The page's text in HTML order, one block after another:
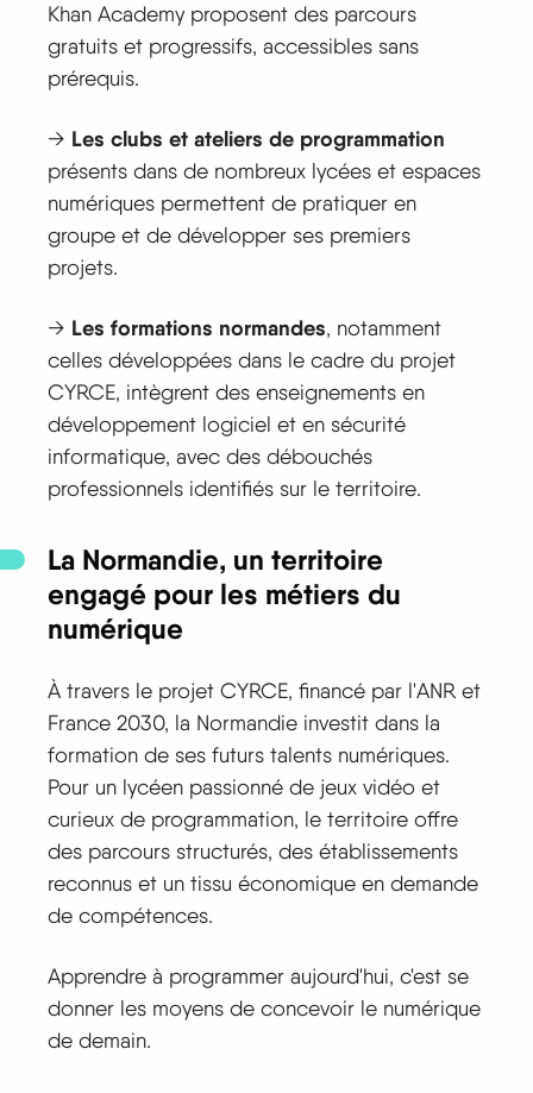
Khan Academy proposent des parcours
gratuits et progressifs, accessibles sans
prérequis.
→ Les clubs et ateliers de programmation
présents dans de nombreux lycées et espaces
numériques permettent de pratiquer en
groupe et de développer ses premiers
projets.
→ Les formations normandes, notamment
celles développées dans le cadre du projet
CYRCE, intègrent des enseignements en
développement logiciel et en sécurité
informatique, avec des débouchés
professionnels identifiés sur le territoire.
La Normandie, un territoire
engagé pour les métiers du
numérique
À travers le projet CYRCE, financé par l'ANR et
France 2030, la Normandie investit dans la
formation de ses futurs talents numériques.
Pour un lycéen passionné de jeux vidéo et
curieux de programmation, le territoire offre
des parcours structurés, des établissements
reconnus et un tissu économique en demande
de compétences.
Apprendre à programmer aujourd'hui, c'est se
donner les moyens de concevoir le numérique
de demain.